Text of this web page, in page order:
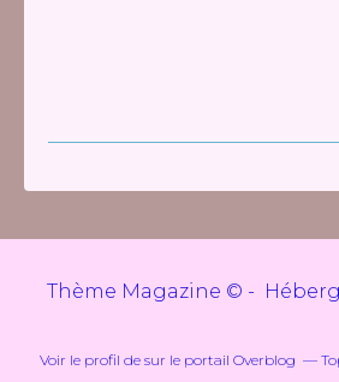
Thème Magazine © -
Voir le profil de sur le portail Overblog